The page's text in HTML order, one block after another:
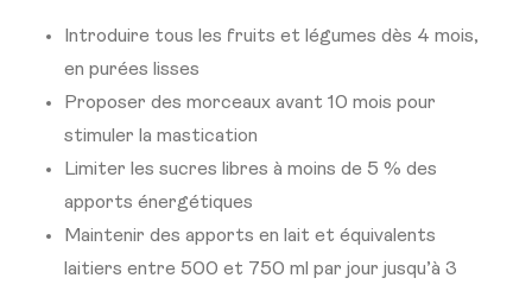
Introduire tous les fruits et légumes dès 4 mois,
en purées lisses
Proposer des morceaux avant 10 mois pour
stimuler la mastication
Limiter les sucres libres à moins de 5 % des
apports énergétiques
Maintenir des apports en lait et équivalents
laitiers entre 500 et 750 ml par jour jusqu’à 3